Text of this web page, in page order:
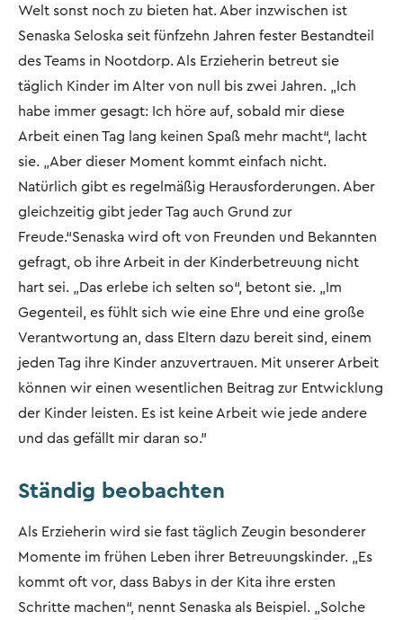
Welt sonst noch zu bieten hat. Aber inzwischen ist
Senaska Seloska seit fünfzehn Jahren fester Bestandteil
des Teams in Nootdorp. Als Erzieherin betreut sie
täglich Kinder im Alter von null bis zwei Jahren. „Ich
habe immer gesagt: Ich höre auf, sobald mir diese
Arbeit einen Tag lang keinen Spaß mehr macht“, lacht
sie. „Aber dieser Moment kommt einfach nicht.
Natürlich gibt es regelmäßig Herausforderungen. Aber
gleichzeitig gibt jeder Tag auch Grund zur
Freude.“Senaska wird oft von Freunden und Bekannten
gefragt, ob ihre Arbeit in der Kinderbetreuung nicht
hart sei. „Das erlebe ich selten so“, betont sie. „Im
Gegenteil, es fühlt sich wie eine Ehre und eine große
Verantwortung an, dass Eltern dazu bereit sind, einem
jeden Tag ihre Kinder anzuvertrauen. Mit unserer Arbeit
können wir einen wesentlichen Beitrag zur Entwicklung
der Kinder leisten. Es ist keine Arbeit wie jede andere
und das gefällt mir daran so.”
Ständig beobachten
Als Erzieherin wird sie fast täglich Zeugin besonderer
Momente im frühen Leben ihrer Betreuungskinder. „Es
kommt oft vor, dass Babys in der Kita ihre ersten
Schritte machen“, nennt Senaska als Beispiel. „Solche